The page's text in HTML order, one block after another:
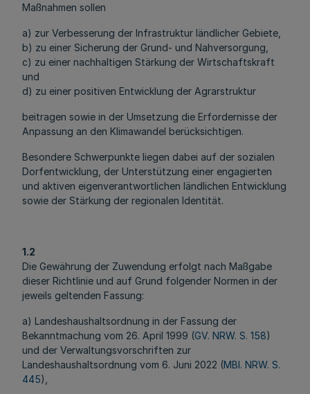
Maßnahmen sollen
a) zur Verbesserung der Infrastruktur ländlicher Gebiete,
b) zu einer Sicherung der Grund- und Nahversorgung,
c) zu einer nachhaltigen Stärkung der Wirtschaftskraft
und
d) zu einer positiven Entwicklung der Agrarstruktur
beitragen sowie in der Umsetzung die Erfordernisse der
Anpassung an den Klimawandel berücksichtigen.
Besondere Schwerpunkte liegen dabei auf der sozialen
Dorfentwicklung, der Unterstützung einer engagierten
und aktiven eigenverantwortlichen ländlichen Entwicklung
sowie der Stärkung der regionalen Identität.
1.2
Die Gewährung der Zuwendung erfolgt nach Maßgabe
dieser Richtlinie und auf Grund folgender Normen in der
jeweils geltenden Fassung:
a) Landeshaushaltsordnung in der Fassung der
Bekanntmachung vom 26. April 1999 (GV. NRW. S. 158)
und der Verwaltungsvorschriften zur
Landeshaushaltsordnung vom 6. Juni 2022 (MBl. NRW. S.
445),